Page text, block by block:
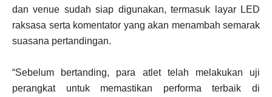
dan venue sudah siap digunakan, termasuk layar LED
raksasa serta komentator yang akan menambah semarak
suasana pertandingan.
“Sebelum bertanding, para atlet telah melakukan uji
perangkat untuk memastikan performa terbaik di